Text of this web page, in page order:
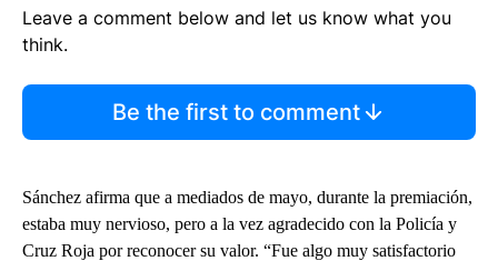
Leave a comment below and let us know what you
think.
Be the first to comment
Sánchez afirma que a mediados de mayo, durante la premiación,
estaba muy nervioso, pero a la vez agradecido con la Policía y
Cruz Roja por reconocer su valor. “Fue algo muy satisfactorio